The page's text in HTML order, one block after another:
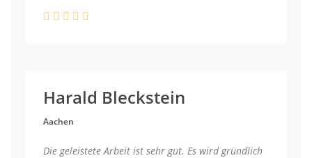
Harald Bleckstein
Aachen
Die geleistete Arbeit ist sehr gut. Es wird gründlich